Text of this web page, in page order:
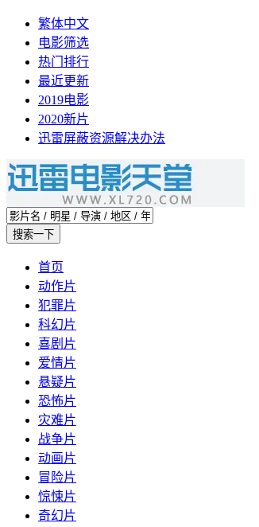
繁体中文
电影筛选
热门排行
最近更新
2019电影
2020新片
迅雷屏蔽资源解决办法
首页
动作片
犯罪片
科幻片
喜剧片
爱情片
悬疑片
恐怖片
灾难片
战争片
动画片
冒险片
惊悚片
奇幻片